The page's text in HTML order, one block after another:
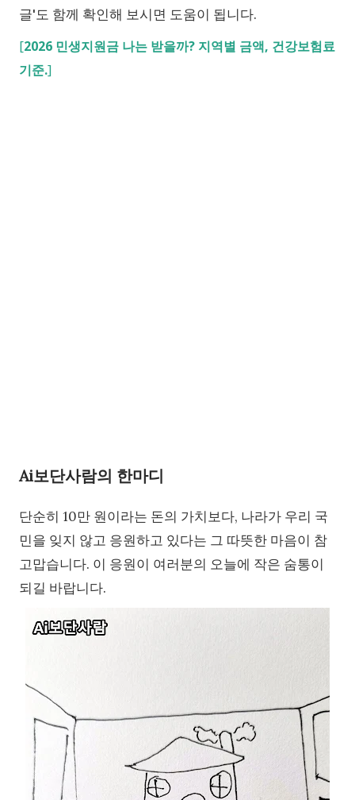
글'도 함께 확인해 보시면 도움이 됩니다.
[2026 민생지원금 나는 받을까? 지역별 금액, 건강보험료
기준.]
Ai보단사람의 한마디
단순히 10만 원이라는 돈의 가치보다, 나라가 우리 국
민을 잊지 않고 응원하고 있다는 그 따뜻한 마음이 참
고맙습니다. 이 응원이 여러분의 오늘에 작은 숨통이
되길 바랍니다.